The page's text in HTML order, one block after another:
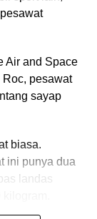
pengisian
awal yang
Air and Space
Roc, pesawat
sayap
biasa.
ini punya dua
landas